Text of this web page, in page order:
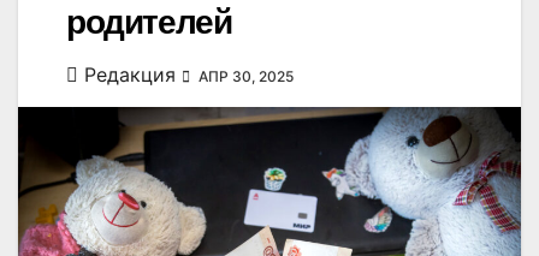
родителей
Редакция АПР 30, 2025